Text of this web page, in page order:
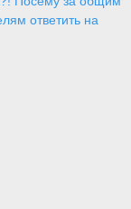
ответить на